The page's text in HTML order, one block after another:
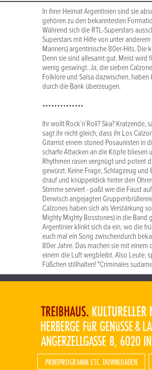
In ihrer Heimat Argentinien sind sie
gehören zu den bekanntesten
Während sich die RTL-Superstars
Superstars mit Hilfe von unter
Manners) argentinische 80er-Hits. Die
Denn sie sind allesamt gut. Meist
wenig geswingt. Ja, die sieben
Folklore und Salsa dazwischen,
durch die Bank überzeugen.
••••••••••••••
Ihr wollt Rock´n´Roll? Ska?
sagt ihr nicht gleich, dass ihr Los
Gitarrist einem stoned Posaunisten in
scharfe Attacken an die Köpfe bliesen
Rhythmen rasen vergnügt und potent
gewürzt. Keine Frage, Schlagzeug
drauf und knüppeldick hinter den
Stimme serviert - paßt wie die Faust
Derwisch angejagten
Calzones haben sich als Verstärkung
Mighty Mighty Bosstones) in die Band
Argentinier klinkt sich da ein, wo die
euch mal ein Song zwischendurch
80er Jahre. Das machen sie mit
einem die Luft wegbleibt. Also Leute,
Füßchen stillhalten! "Criminales
PRINTPROGRAMM ETC. DOWNLOADEN